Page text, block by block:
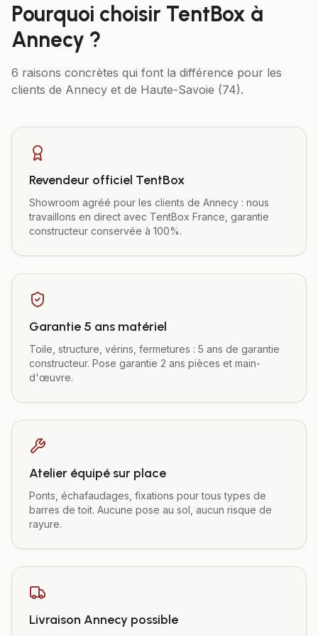
Pourquoi choisir TentBox à
Annecy ?
6 raisons concrètes qui font la différence pour les
clients de Annecy et de Haute-Savoie (74).
Revendeur officiel TentBox
Showroom agréé pour les clients de Annecy : nous
travaillons en direct avec TentBox France, garantie
constructeur conservée à 100%.
Garantie 5 ans matériel
Toile, structure, vérins, fermetures : 5 ans de garantie
constructeur. Pose garantie 2 ans pièces et main-
d'œuvre.
Atelier équipé sur place
Ponts, échafaudages, fixations pour tous types de
barres de toit. Aucune pose au sol, aucun risque de
rayure.
Livraison Annecy possible